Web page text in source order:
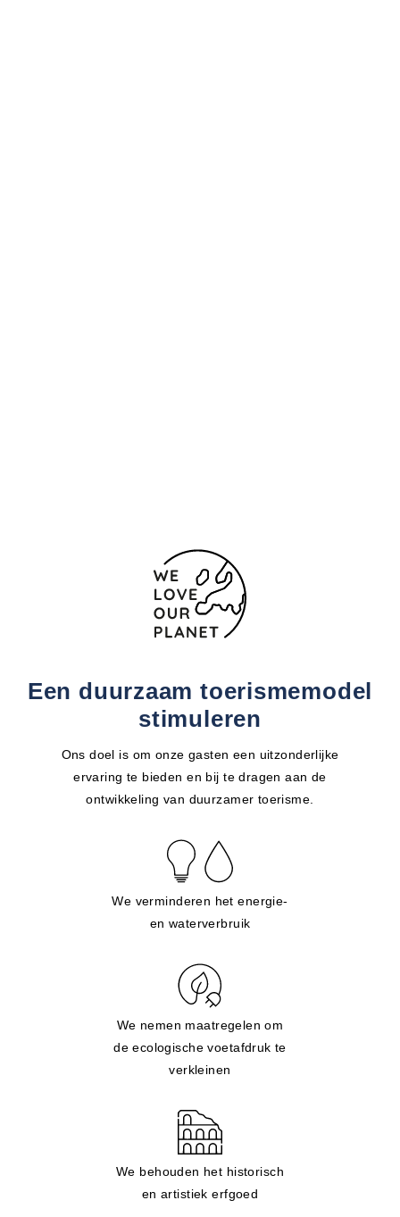
Een duurzaam toerismemodel
stimuleren
Ons doel is om onze gasten een uitzonderlijke
ervaring te bieden en bij te dragen aan de
ontwikkeling van duurzamer toerisme.
We verminderen het energie-
en waterverbruik
We nemen maatregelen om
de ecologische voetafdruk te
verkleinen
We behouden het historisch
en artistiek erfgoed